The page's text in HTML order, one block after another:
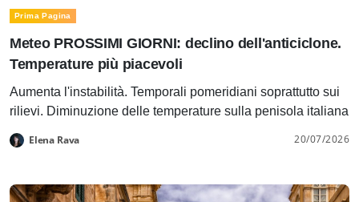
Prima Pagina
Meteo PROSSIMI GIORNI: declino dell'anticiclone.
Temperature più piacevoli
Aumenta l'instabilità. Temporali pomeridiani soprattutto sui
rilievi. Diminuzione delle temperature sulla penisola italiana
Elena Rava 20/07/2026